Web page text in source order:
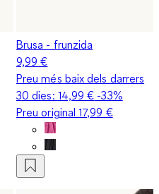
Brusa - frunzida
9,99 €
Preu més baix dels darrers
30 dies: 14,99 € -33%
Preu original17,99 €